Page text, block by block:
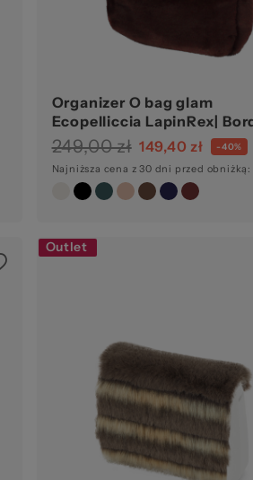
Organizer O bag glam
Ecopelliccia LapinRex|
249,00 zł 149,40 zł -40%
Najniższa cena z 30 dni przed obniżką:
Outlet